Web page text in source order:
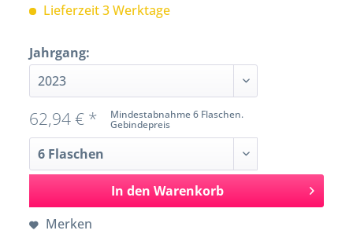
Lieferzeit 3 Werktage
Jahrgang:
Mindestabnahme 6 Flaschen.
Gebindepreis
62,94 € *
In den Warenkorb
Merken